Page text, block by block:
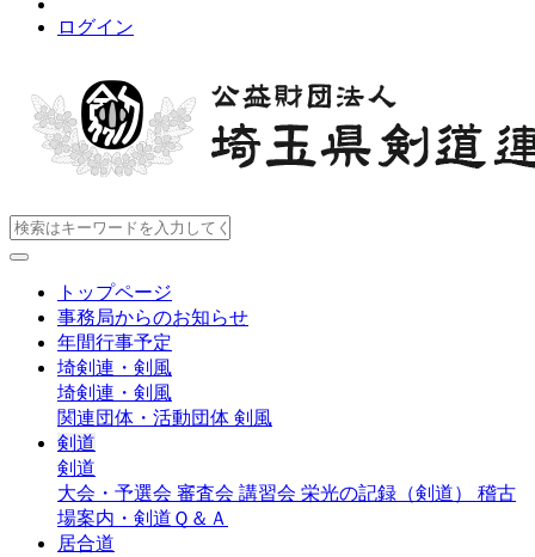
ログイン
トップページ
事務局からのお知らせ
年間行事予定
埼剣連・剣風
埼剣連・剣風
関連団体・活動団体 剣風
剣道
剣道
大会・予選会 審査会 講習会 栄光の記録（剣道） 稽古
場案内・剣道Ｑ＆Ａ
居合道